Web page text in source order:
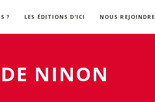
? LES ÉDITIONS D’ICI NOUS REJOINDRE
NINON